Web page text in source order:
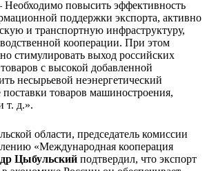
повысить эффективность
поддержки экспорта, активно
и транспортную инфраструктуру,
кооперации. При этом
стимулировать выход российских
с высокой добавленной
несырьевой неэнергетический
поставки товаров машиностроения,
т. д.».
области, председатель комиссии
«Международная кооперация
Цыбульский подтвердил, что экспорт